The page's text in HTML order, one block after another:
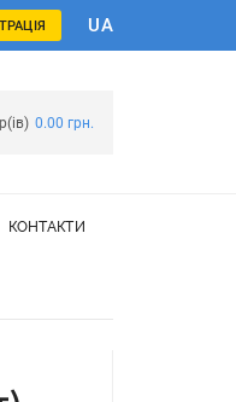
UA
0.00 грн.
КОНТАКТИ